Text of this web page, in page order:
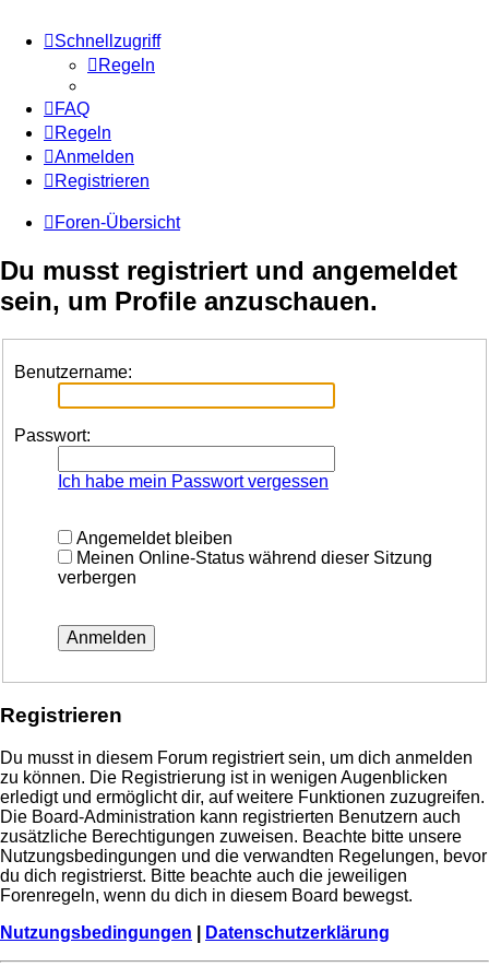
Schnellzugriff
Regeln
FAQ
Regeln
Anmelden
Registrieren
Foren-Übersicht
Du musst registriert und angemeldet
sein, um Profile anzuschauen.
Benutzername:
Passwort:
Ich habe mein Passwort vergessen
Angemeldet bleiben
Meinen Online-Status während dieser Sitzung
verbergen
Registrieren
Du musst in diesem Forum registriert sein, um dich anmelden
zu können. Die Registrierung ist in wenigen Augenblicken
erledigt und ermöglicht dir, auf weitere Funktionen zuzugreifen.
Die Board-Administration kann registrierten Benutzern auch
zusätzliche Berechtigungen zuweisen. Beachte bitte unsere
Nutzungsbedingungen und die verwandten Regelungen, bevor
du dich registrierst. Bitte beachte auch die jeweiligen
Forenregeln, wenn du dich in diesem Board bewegst.
Nutzungsbedingungen
Datenschutzerklärung